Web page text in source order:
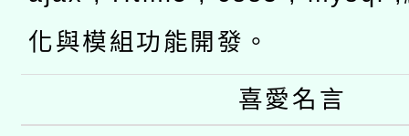
化與模組功能開發。
喜愛名言